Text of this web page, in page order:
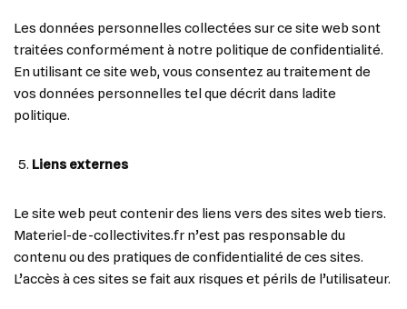
Les données personnelles collectées sur ce site web sont
traitées conformément à notre politique de confidentialité.
En utilisant ce site web, vous consentez au traitement de
vos données personnelles tel que décrit dans ladite
politique.
Liens externes
Le site web peut contenir des liens vers des sites web tiers.
Materiel-de-collectivites.fr n’est pas responsable du
contenu ou des pratiques de confidentialité de ces sites.
L’accès à ces sites se fait aux risques et périls de l’utilisateur.